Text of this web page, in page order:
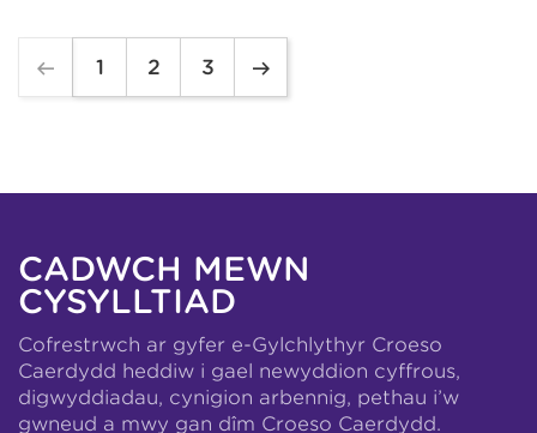
1 2 3
CADWCH MEWN
CYSYLLTIAD
Cofrestrwch ar gyfer e-Gylchlythyr Croeso
Caerdydd heddiw i gael newyddion cyffrous,
digwyddiadau, cynigion arbennig, pethau i’w
gwneud a mwy gan dîm Croeso Caerdydd.